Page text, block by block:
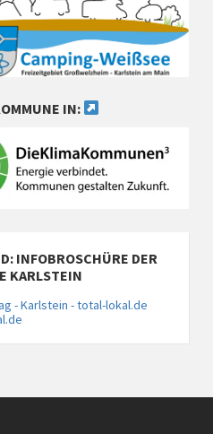
IN:
INFOBROSCHÜRE DER
KARLSTEIN